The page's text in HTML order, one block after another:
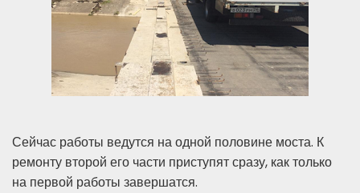
Сейчас работы ведутся на одной половине моста. К
ремонту второй его части приступят сразу, как только
на первой работы завершатся.